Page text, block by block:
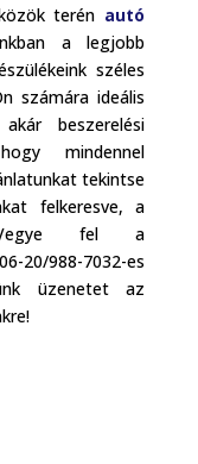
terén autó
a legjobb
széles
számára ideális
beszerelési
mindennel
tekintse
felkeresve, a
fel a
988-7032-es
üzenetet az